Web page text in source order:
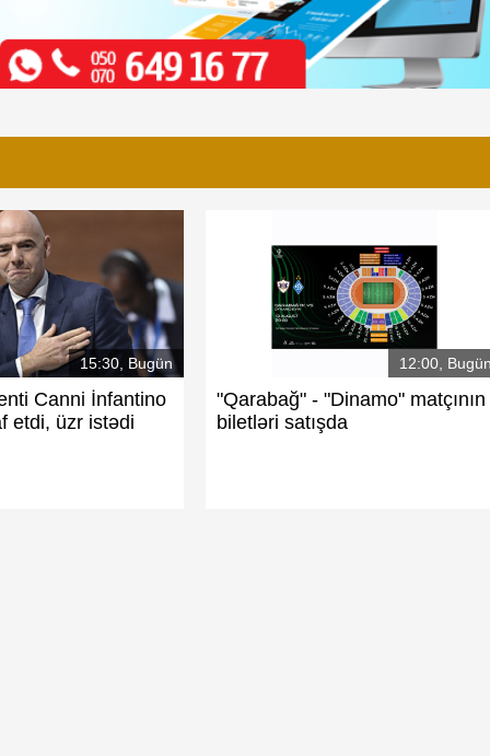
15:30, Bugün
Canni İnfantino
etdi, üzr istədi
12:00, Bugün
"Qarabağ" - "Dinamo" matçının
biletləri satışda
çevirənlər
"Qarabağ"ın güclü rəqibi "Olimpik Lion"u